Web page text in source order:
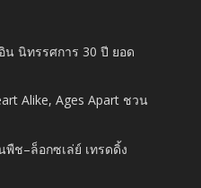
นิทรรศการ 30 ปี ยอด
Alike, Ages Apart ชวน
ช–ล็อกซเล่ย์ เทรดดิ้ง